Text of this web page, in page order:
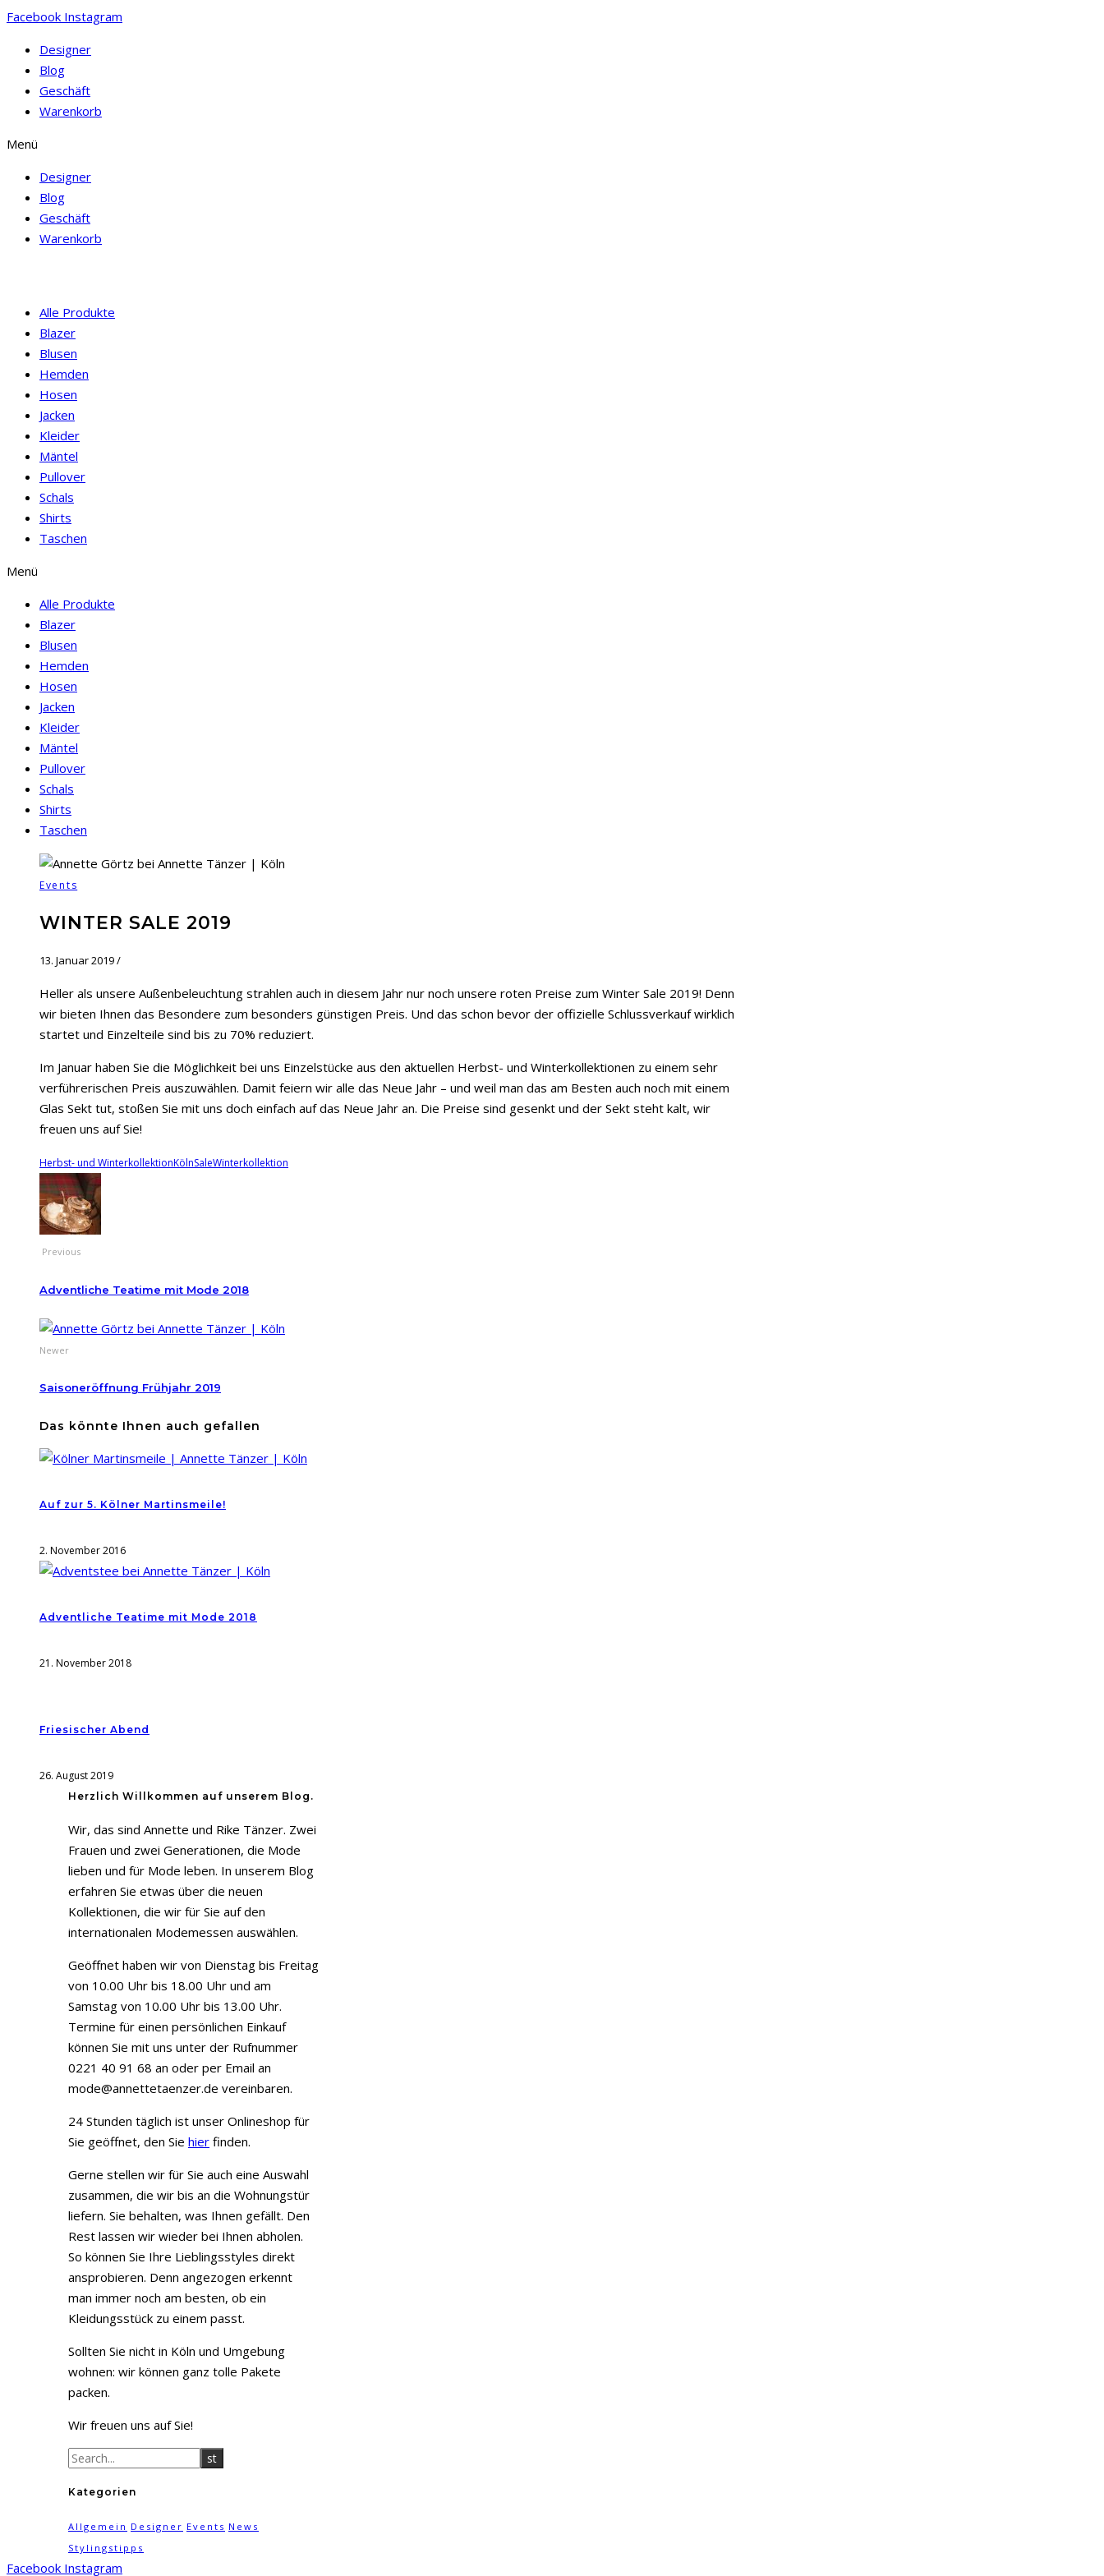
Facebook Instagram
Designer
Blog
Geschäft
Warenkorb
Menü
Designer
Blog
Geschäft
Warenkorb
Alle Produkte
Blazer
Blusen
Hemden
Hosen
Jacken
Kleider
Mäntel
Pullover
Schals
Shirts
Taschen
Menü
Alle Produkte
Blazer
Blusen
Hemden
Hosen
Jacken
Kleider
Mäntel
Pullover
Schals
Shirts
Taschen
Events
WINTER SALE 2019
13. Januar 2019/
Heller als unsere Außenbeleuchtung strahlen auch in diesem Jahr nur noch unsere roten Preise zum Winter Sale 2019! Denn
wir bieten Ihnen das Besondere zum besonders günstigen Preis. Und das schon bevor der offizielle Schlussverkauf wirklich
startet und Einzelteile sind bis zu 70% reduziert.
Im Januar haben Sie die Möglichkeit bei uns Einzelstücke aus den aktuellen Herbst- und Winterkollektionen zu einem sehr
verführerischen Preis auszuwählen. Damit feiern wir alle das Neue Jahr – und weil man das am Besten auch noch mit einem
Glas Sekt tut, stoßen Sie mit uns doch einfach auf das Neue Jahr an. Die Preise sind gesenkt und der Sekt steht kalt, wir
freuen uns auf Sie!
Herbst- und WinterkollektionKölnSaleWinterkollektion
Previous
Adventliche Teatime mit Mode 2018
Newer
Saisoneröffnung Frühjahr 2019
Das könnte Ihnen auch gefallen
Auf zur 5. Kölner Martinsmeile!
2. November 2016
Adventliche Teatime mit Mode 2018
21. November 2018
Friesischer Abend
26. August 2019
Herzlich Willkommen auf unserem Blog.
Wir, das sind Annette und Rike Tänzer. Zwei
Frauen und zwei Generationen, die Mode
lieben und für Mode leben. In unserem Blog
erfahren Sie etwas über die neuen
Kollektionen, die wir für Sie auf den
internationalen Modemessen auswählen.
Geöffnet haben wir von Dienstag bis Freitag
von 10.00 Uhr bis 18.00 Uhr und am
Samstag von 10.00 Uhr bis 13.00 Uhr.
Termine für einen persönlichen Einkauf
können Sie mit uns unter der Rufnummer
0221 40 91 68 an oder per Email an
mode@annettetaenzer.de vereinbaren.
24 Stunden täglich ist unser Onlineshop für
Sie geöffnet, den Sie hier finden.
Gerne stellen wir für Sie auch eine Auswahl
zusammen, die wir bis an die Wohnungstür
liefern. Sie behalten, was Ihnen gefällt. Den
Rest lassen wir wieder bei Ihnen abholen.
So können Sie Ihre Lieblingsstyles direkt
ansprobieren. Denn angezogen erkennt
man immer noch am besten, ob ein
Kleidungsstück zu einem passt.
Sollten Sie nicht in Köln und Umgebung
wohnen: wir können ganz tolle Pakete
packen.
Wir freuen uns auf Sie!
Kategorien
Allgemein Designer Events News
Stylingstipps
Facebook Instagram